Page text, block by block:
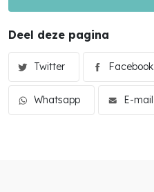
Deel deze pagina
Twitter Facebook
Whatsapp E-mail